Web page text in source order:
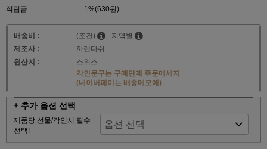
적립금 1%(630원)
배송비 : (조건)
지역별
제조사 :
까렌다쉬
원산지 :
스위스
각인문구는 구매단계 주문메세지
(네이버페이는 배송메모에)
+ 추가 옵션 선택
제품당 선물/각인시 필수
선택!